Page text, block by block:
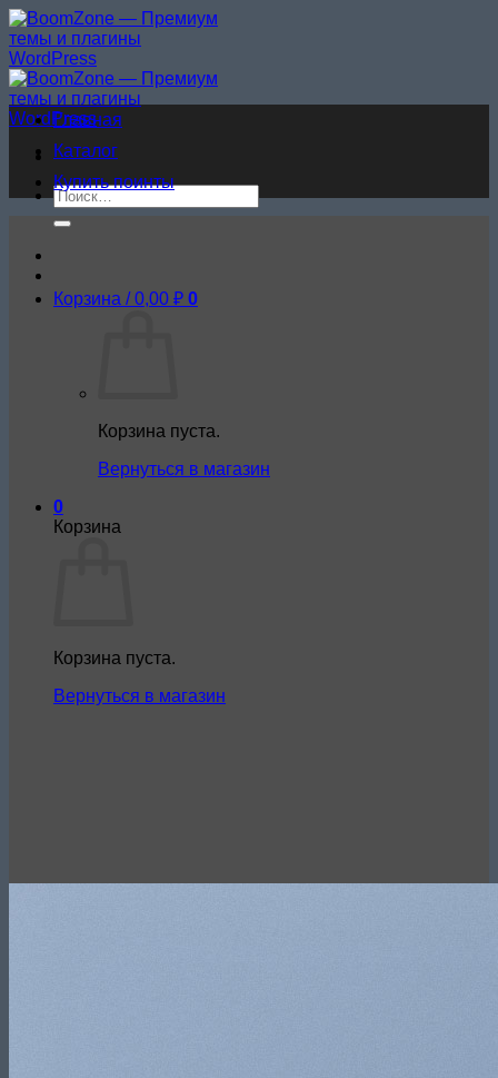
Skip
to
content
Искать:
Корзина /0,00 ₽ 0
Корзина пуста.
Вернуться в магазин
0
Корзина
Корзина пуста.
Вернуться в магазин
Главная
Каталог
Купить поинты